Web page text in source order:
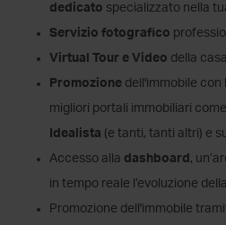
dedicato specializzato nella
Servizio fotografico
Virtual Tour e Video della casa
Promozione dell'immobile con
migliori portali immobiliari come
Idealista (e tanti, tanti altri) e
Accesso alla dashboard ,
in tempo reale l’evoluzione
Promozione dell'immobile